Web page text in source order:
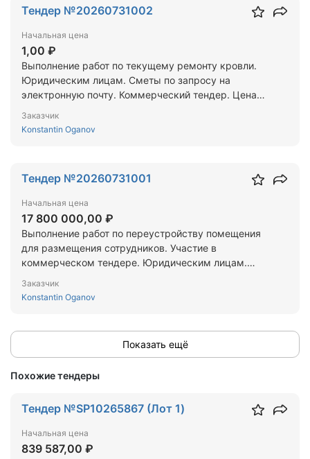
Тендер №20260731002
Начальная цена
1,00 ₽
Выполнение работ по текущему ремонту кровли.
Юридическим лицам. Сметы по запросу на
электронную почту. Коммерческий тендер. Цена
Заказчик
Konstantin Oganov
Тендер №20260731001
Начальная цена
17 800 000,00 ₽
Выполнение работ по переустройству помещения
для размещения сотрудников. Участие в
коммерческом тендере. Юридическим лицам.
Заказчик
Konstantin Oganov
Показать ещё
Похожие тендеры
Тендер №SP10265867 (Лот 1)
Начальная цена
839 587,00 ₽